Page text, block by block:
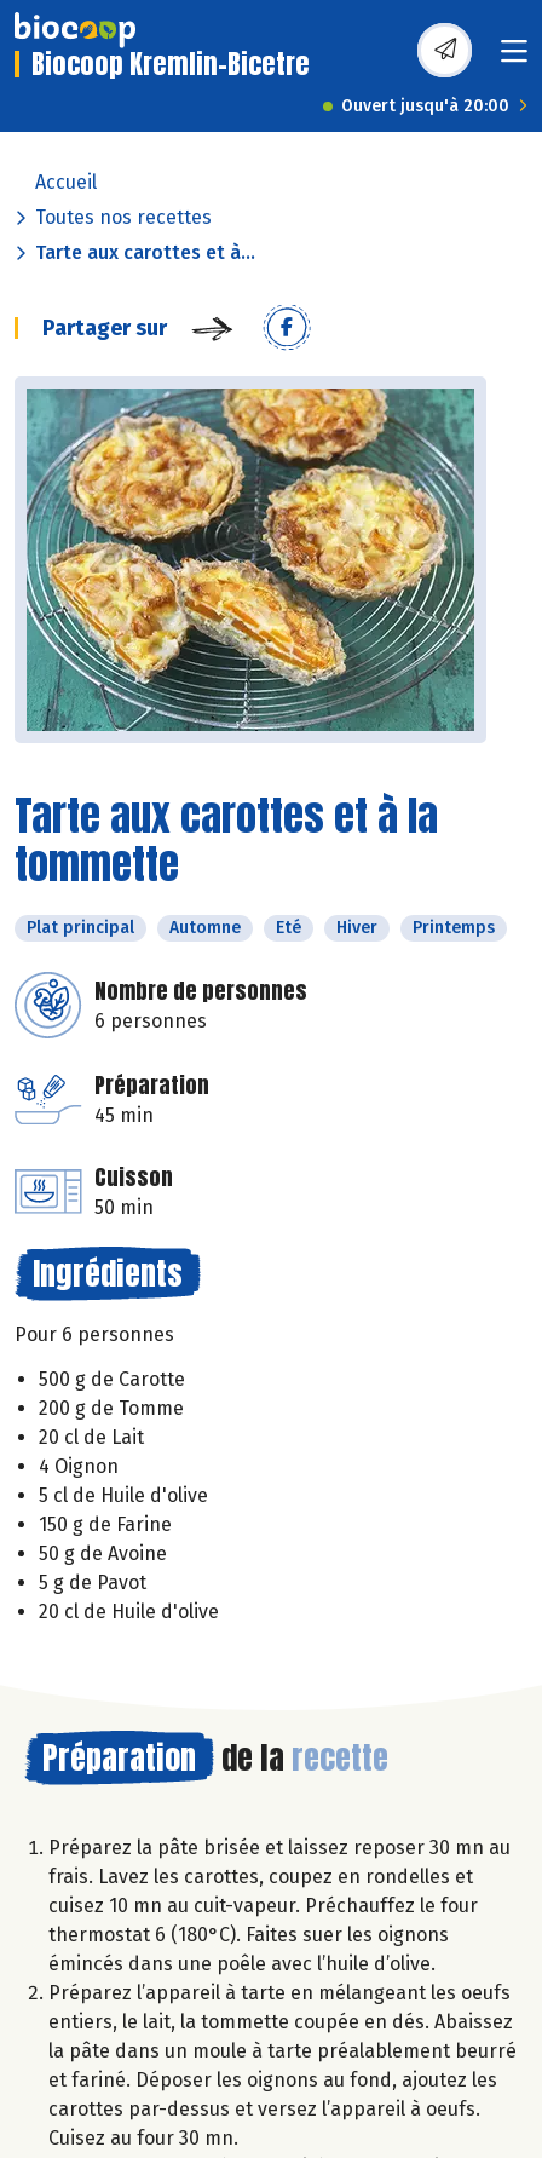
Biocoop Kremlin-Bicetre
Ouvert jusqu'à 20:00
Accueil
Toutes nos recettes
Tarte aux carottes et à...
Partager sur
Tarte aux carottes et à la
tommette
Plat principal Automne Eté Hiver Printemps
Nombre de personnes
6 personnes
Préparation
45 min
Cuisson
50 min
Ingrédients
Pour 6 personnes
500 g de Carotte
200 g de Tomme
20 cl de Lait
4 Oignon
5 cl de Huile d'olive
150 g de Farine
50 g de Avoine
5 g de Pavot
20 cl de Huile d'olive
Préparation de la recette
Préparez la pâte brisée et laissez reposer 30 mn au
frais. Lavez les carottes, coupez en rondelles et
cuisez 10 mn au cuit-vapeur. Préchauffez le four
thermostat 6 (180°C). Faites suer les oignons
émincés dans une poêle avec l’huile d’olive.
Préparez l’appareil à tarte en mélangeant les oeufs
entiers, le lait, la tommette coupée en dés. Abaissez
la pâte dans un moule à tarte préalablement beurré
et fariné. Déposer les oignons au fond, ajoutez les
carottes par-dessus et versez l’appareil à oeufs.
Cuisez au four 30 mn.